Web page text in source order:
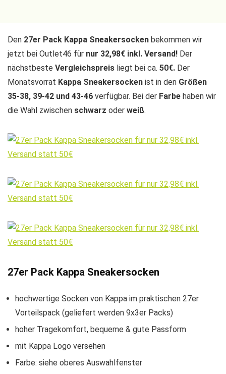
Den 27er Pack Kappa Sneakersocken bekommen wir
jetzt bei Outlet46 für nur 32,98€ inkl. Versand! Der
nächstbeste Vergleichspreis liegt bei ca. 50€. Der
Monatsvorrat Kappa Sneakersocken ist in den Größen
35-38, 39-42 und 43-46 verfügbar. Bei der Farbe haben wir
die Wahl zwischen schwarz oder weiß.
27er Pack Kappa Sneakersocken
hochwertige Socken von Kappa im praktischen 27er
Vorteilspack (geliefert werden 9x3er Packs)
hoher Tragekomfort, bequeme & gute Passform
mit Kappa Logo versehen
Farbe: siehe oberes Auswahlfenster